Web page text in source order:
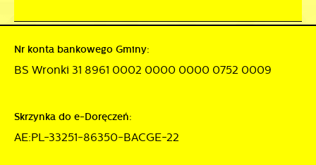
Nr konta bankowego Gminy:
BS Wronki 31 8961 0002 0000 0000 0752 0009
Skrzynka do e-Doręczeń:
AE:PL-33251-86350-BACGE-22